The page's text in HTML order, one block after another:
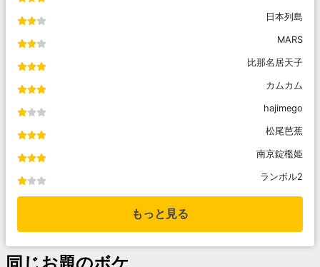
日本列島
MARS
比那名居天子
カムカム
hajimego
松尾芭蕉
南京錠檻姫
ランボル2
もっと見る